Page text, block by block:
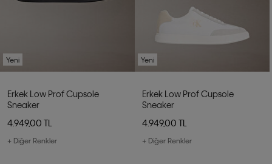
Yeni
Erkek Low Prof Cupsole
Sneaker
4.949,00 TL
+ Diğer Renkler
Yeni
Erkek Low Prof Cupsole
Sneaker
4.949,00 TL
+ Diğer Renkler